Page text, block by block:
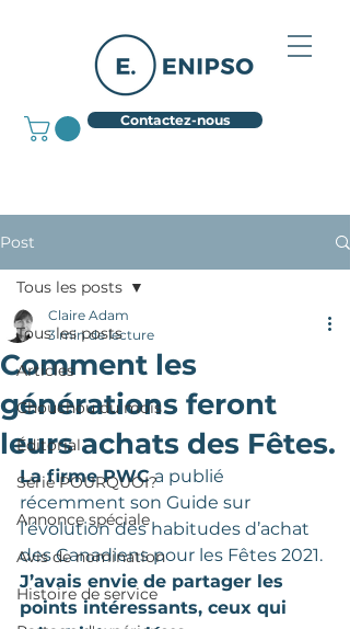
Contactez-nous
Post
Tous les posts
Articles
Chouchou du mois
Éditorial
Série POURQUOI?
Annonce spéciale
Avis de nomination
Histoire de service
Tous les posts
Comment les
générations feront
leurs achats des Fêtes.
Claire Adam
3 min de lecture
La firme PWC a publié
récemment son Guide sur
l’évolution des habitudes d’achat
des Canadiens pour les Fêtes 2021.
J’avais envie de partager les
points intéressants, ceux qui